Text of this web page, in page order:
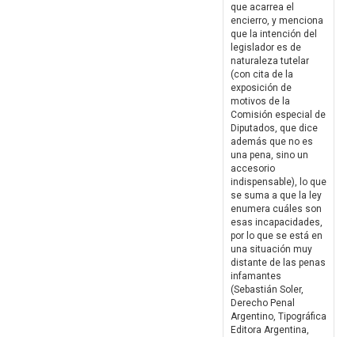
que acarrea el
encierro, y menciona
que la intención del
legislador es de
naturaleza tutelar
(con cita de la
exposición de
motivos de la
Comisión especial de
Diputados, que dice
además que no es
una pena, sino un
accesorio
indispensable), lo que
se suma a que la ley
enumera cuáles son
esas incapacidades,
por lo que se está en
una situación muy
distante de las penas
infamantes
(Sebastián Soler,
Derecho Penal
Argentino, Tipográfica
Editora Argentina,